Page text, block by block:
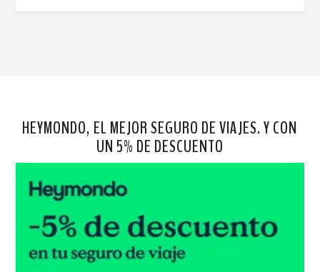
HEYMONDO, EL MEJOR SEGURO DE VIAJES. Y CON
UN 5% DE DESCUENTO